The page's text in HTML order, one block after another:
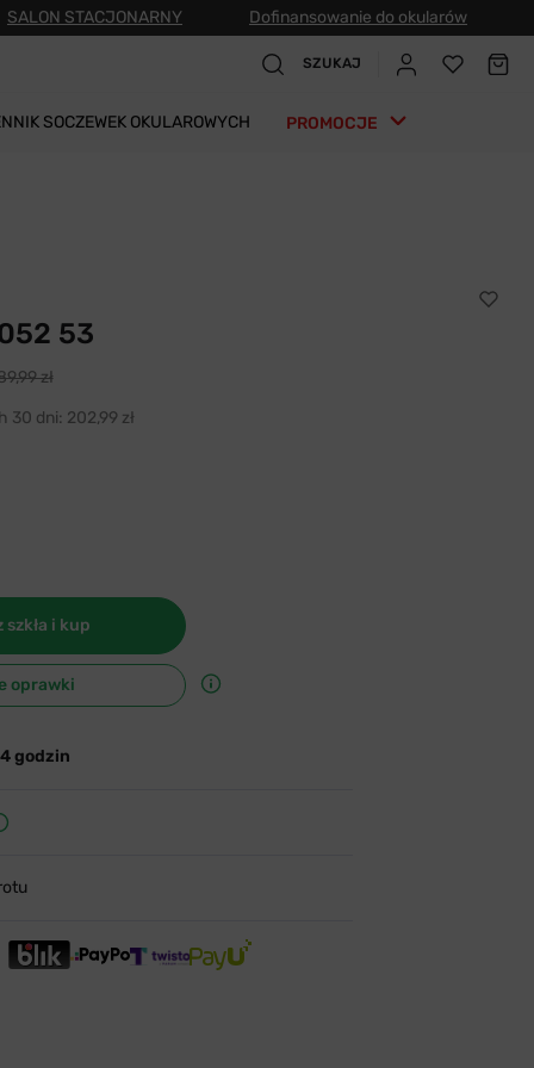
SALON STACJONARNY Dofinansowanie do okularów
SZUKAJ
SOCZEWEK OKULAROWYCH PROMOCJE
53
zł
30 dni: 202,99 zł
i kup
oprawki
godzin